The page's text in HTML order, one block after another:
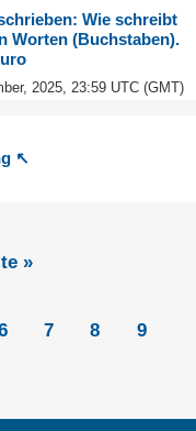
Wie schreibt
Worten (Buchstaben).
2025, 23:59 UTC (GMT)
↖
»
7 8 9